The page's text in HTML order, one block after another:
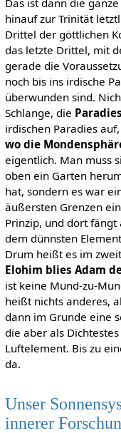
Das ist dann die
hinauf zur Trinität
Drittel der göttlichen
das letzte Drittel, mit
gerade die
noch bis ins irdische
überwunden sind.
Schlange, die
irdischen Paradies
wo die
eigentlich. Man muss
oben ein Garten
hat, sondern es war
äußersten Grenzen
Prinzip, und dort
dem dünnsten
Drum heißt es im
Elohim blies Adam
ist keine Mund-zu-
heißt nichts anderes,
dann im Grunde eine
die aber als Dichtestes
Luftelement. Bis zu
da.
Unser
innerer